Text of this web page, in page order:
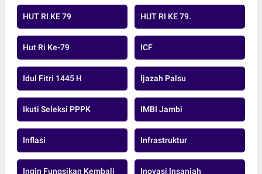
HUT RI KE 79 HUT RI KE 79.
Hut Ri Ke-79 ICF
Idul Fitri 1445 H Ijazah Palsu
Ikuti Seleksi PPPK IMBI Jambi
Inflasi Infrastruktur
Ingin Fungsikan Kembali Inovasi Insaniah